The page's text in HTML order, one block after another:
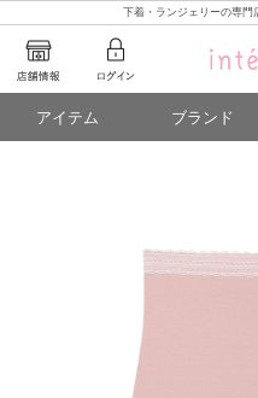
下着・ランジェリーの専
アイテム ブランド